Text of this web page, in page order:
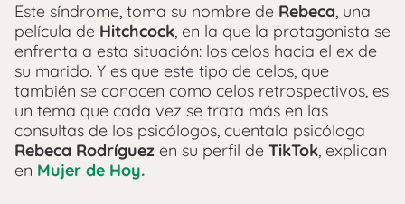
Este síndrome, toma su nombre de Rebeca, una
película de Hitchcock, en la que la protagonista se
enfrenta a esta situación: los celos hacia el ex de
su marido. Y es que este tipo de celos, que
también se conocen como celos retrospectivos, es
un tema que cada vez se trata más en las
consultas de los psicólogos, cuentala psicóloga
Rebeca Rodríguez en su perfil de TikTok, explican
en Mujer de Hoy.